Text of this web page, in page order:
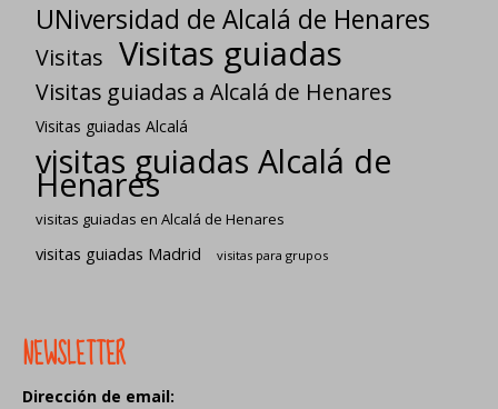
UNiversidad de Alcalá de Henares
Visitas Visitas guiadas
Visitas guiadas a Alcalá de Henares
Visitas guiadas Alcalá
visitas guiadas Alcalá de
Henares
visitas guiadas en Alcalá de Henares
visitas guiadas Madrid visitas para grupos
NEWSLETTER
Dirección de email: